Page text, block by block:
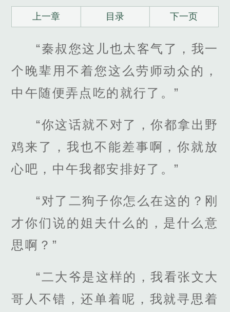
上一章 目录 下一页
“秦叔您这儿也太客气了，我一
个晚辈用不着您这么劳师动众的，
中午随便弄点吃的就行了。”
“你这话就不对了，你都拿出野
鸡来了，我也不能差事啊，你就放
心吧，中午我都安排好了。”
“对了二狗子你怎么在这的？刚
才你们说的姐夫什么的，是什么意
思啊？”
“二大爷是这样的，我看张文大
哥人不错，还单着呢，我就寻思着